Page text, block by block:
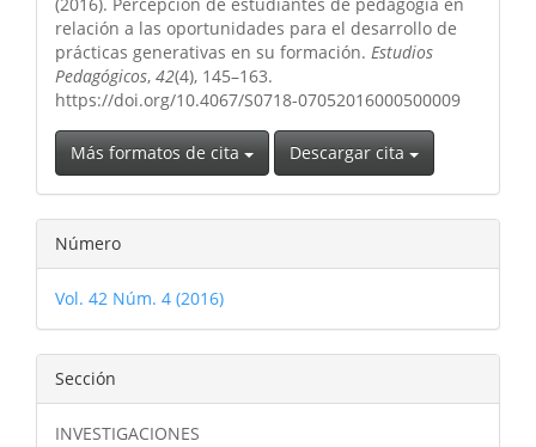
(2016). Percepción de estudiantes de pedagogía en
relación a las oportunidades para el desarrollo de
prácticas generativas en su formación. Estudios
Pedagógicos, 42(4), 145–163.
https://doi.org/10.4067/S0718-07052016000500009
Más formatos de cita Descargar cita
Número
Vol. 42 Núm. 4 (2016)
Sección
INVESTIGACIONES